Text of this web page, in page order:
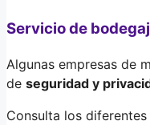
Servicio de
Algunas empresas de
de seguridad y
Consulta los